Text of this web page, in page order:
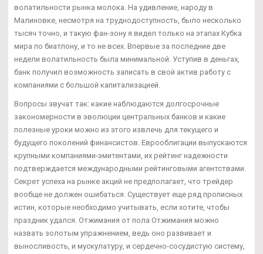
волатильности рынка молока. На удивление, народу в
Малиновке, несмотря на труднодоступность, было несколько
тысяч точно, и такую фан-зону я видел только на этапах Кубка
мира по биатлону, и то не всех. Впервые за последние две
недели волатильность была минимальной. Уступив в деньгах,
банк получил возможность записать в свой актив работу с
компаниями с большой капитализацией.
Вопросы звучат так: какие наблюдаются долгосрочные
закономерности в эволюции центральных банков и какие
полезные уроки можно из этого извлечь для текущего и
будущего поколений финансистов. Еврооблигации выпускаются
крупными компаниями-эмитентами, их рейтинг надежности
подтверждается международными рейтинговыми агентствами.
Секрет успеха на рынке акций не предполагает, что трейдер
вообще не должен ошибаться. Существует еще ряд прописных
истин, которые необходимо учитывать, если хотите, чтобы
праздник удался. Отжимания от пола Отжимания можно
назвать золотым упражнением, ведь оно развивает и
выносливость, и мускулатуру, и сердечно-сосудистую систему,